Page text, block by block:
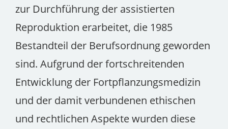
zur Durchführung der assistierten
Reproduktion erarbeitet, die 1985
Bestandteil der Berufsordnung geworden
sind. Aufgrund der fortschreitenden
Entwicklung der Fortpflanzungsmedizin
und der damit verbundenen ethischen
und rechtlichen Aspekte wurden diese